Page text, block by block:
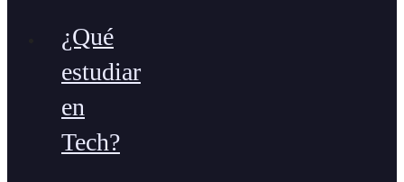
¿Qué
estudiar
en
Tech?